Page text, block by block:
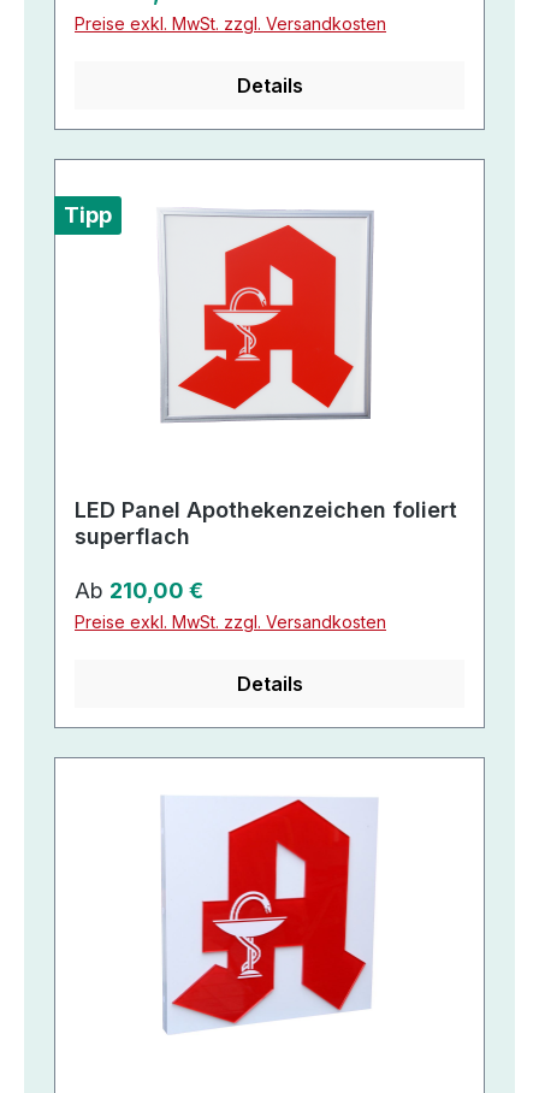
Preise exkl. MwSt. zzgl. Versandkosten
Details
Tipp
LED Panel Apothekenzeichen foliert
superflach
Regulärer Preis:
Ab 210,00 €
Preise exkl. MwSt. zzgl. Versandkosten
Details